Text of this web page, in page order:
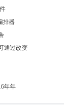
排器
通过改变
年年